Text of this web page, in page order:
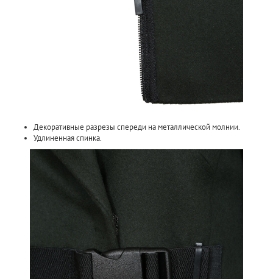
Декоративные разрезы спереди на металлической молнии.
Удлиненная спинка.